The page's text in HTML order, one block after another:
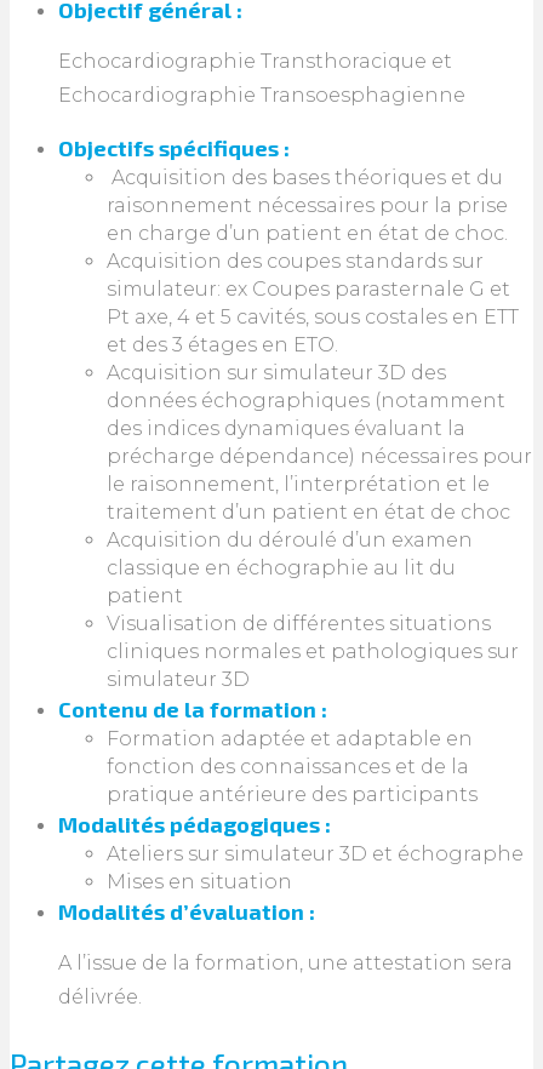
Objectif général :
Echocardiographie Transthoracique et
Echocardiographie Transoesphagienne
Objectifs spécifiques :
Acquisition des bases théoriques et du
raisonnement nécessaires pour la prise
en charge d’un patient en état de choc.
Acquisition des coupes standards sur
simulateur: ex Coupes parasternale G et
Pt axe, 4 et 5 cavités, sous costales en ETT
et des 3 étages en ETO.
Acquisition sur simulateur 3D des
données échographiques (notamment
des indices dynamiques évaluant la
précharge dépendance) nécessaires pour
le raisonnement, l’interprétation et le
traitement d’un patient en état de choc
Acquisition du déroulé d’un examen
classique en échographie au lit du
patient
Visualisation de différentes situations
cliniques normales et pathologiques sur
simulateur 3D
Contenu de la formation :
Formation adaptée et adaptable en
fonction des connaissances et de la
pratique antérieure des participants
Modalités pédagogiques :
Ateliers sur simulateur 3D et échographe
Mises en situation
Modalités d’évaluation :
A l’issue de la formation, une attestation sera
délivrée.